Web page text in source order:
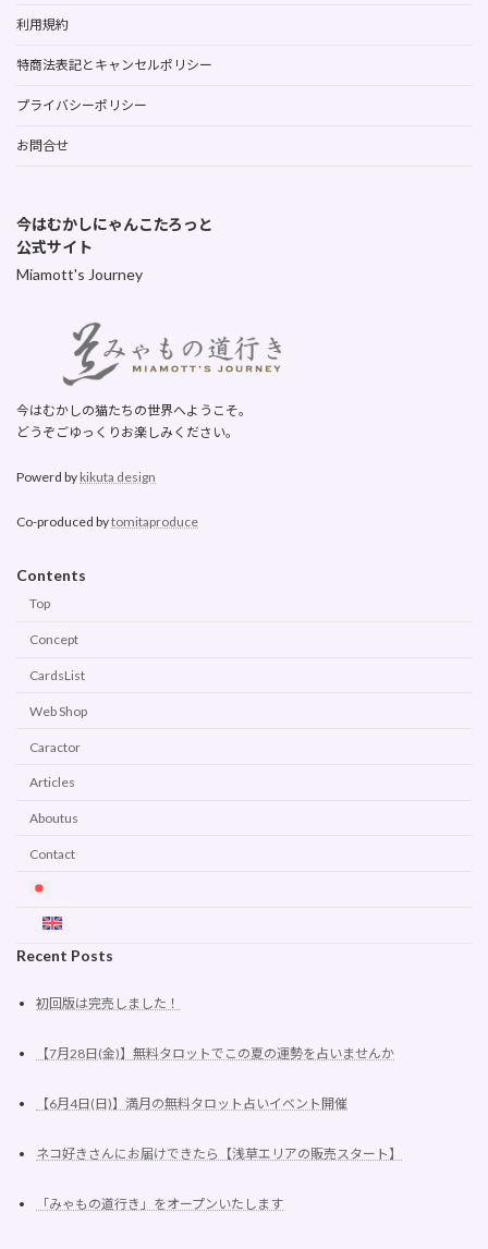
利用規約
特商法表記とキャンセルポリシー
プライバシーポリシー
お問合せ
今はむかしにゃんこたろっと
公式サイト
Miamott's Journey
今はむかしの猫たちの世界へようこそ。
どうぞごゆっくりお楽しみください。
Powerd by kikuta design
Co-produced bytomitaproduce
Contents
Top
Concept
CardsList
Web Shop
Caractor
Articles
Aboutus
Contact
Recent Posts
初回版は完売しました！
【7月28日(金)】無料タロットでこの夏の運勢を占いませんか
【6月4日(日)】満月の無料タロット占いイベント開催
ネコ好きさんにお届けできたら【浅草エリアの販売スタート】
「みゃもの道行き」をオープンいたします